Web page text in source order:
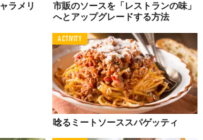
い。ただ、「味気ない味」。
とか、オレガノがしらすやボッタルガだっ
材が不満とか、そういうことを言いたいん
気ない」のです。なぜかって？そう、アー
）してないからです。
プルに見えて奥が深い
ラメリ
市販のソースを「レストランの味」
へとアップグレードする方法
ACTIVITY
唸るミートソーススパゲッティ